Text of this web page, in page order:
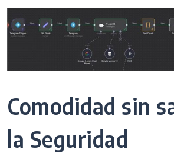
Comodidad sin
la Seguridad